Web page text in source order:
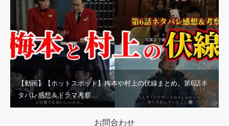
【動画】【ホットスポット】梅本や村上の伏線まとめ。第6話ネ
タバレ感想＆ドラマ考察…
お問合わせ